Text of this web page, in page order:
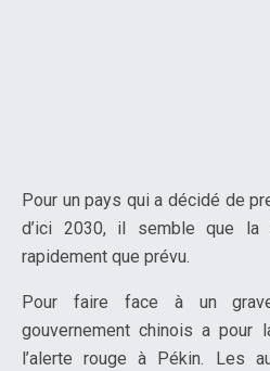
Pour un pays qui a décidé de
d’ici 2030, il semble que la
rapidement que prévu.
Pour faire face à un
gouvernement chinois a pour
l’alerte rouge à Pékin. Les